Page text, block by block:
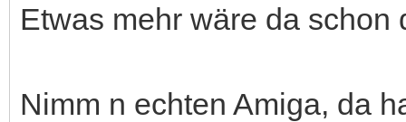
Etwas mehr wäre da
Nimm n echten Amiga, da